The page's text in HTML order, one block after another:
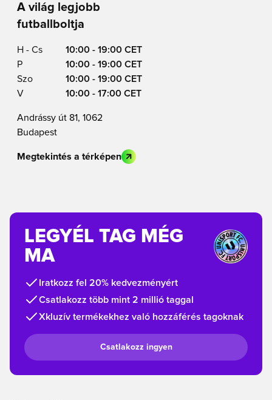
A világ legjobb
futballboltja
H - Cs
10:00 - 19:00 CET
P
10:00 - 19:00 CET
Szo
10:00 - 19:00 CET
V
10:00 - 17:00 CET
Andrássy út 81, 1062
Budapest
Megtekintés a térképen
LEGYÉL TAG MÉG
MA
Iratkozz fel 20% kedvezményért
Csatlakozz több mint 2 millió taggal
Xkluzív termékekhez való hozzáférés tagoknak
Csatlakozz ingyen